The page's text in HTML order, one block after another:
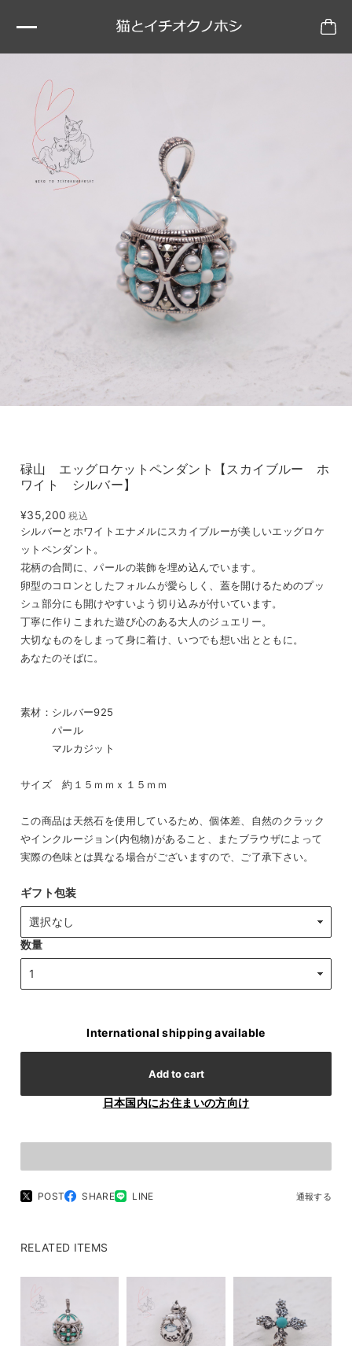
碌山 エッグロケットペンダント【スカイブルー ホ
ワイト シルバー】
¥35,200 税込
シルバーとホワイトエナメルにスカイブルーが美しいエッグロケ
ットペンダント。
花柄の合間に、パールの装飾を埋め込んでいます。
卵型のコロンとしたフォルムが愛らしく、蓋を開けるためのプッ
シュ部分にも開けやすいよう切り込みが付いています。
丁寧に作りこまれた遊び心のある大人のジュエリー。
大切なものをしまって身に着け、いつでも想い出とともに。
あなたのそばに。
素材：シルバー925
パール
マルカジット
サイズ 約１５ｍｍｘ１５ｍｍ
この商品は天然石を使用しているため、個体差、自然のクラック
やインクルージョン(内包物)があること、またブラウザによって
実際の色味とは異なる場合がございますので、ご了承下さい。
ギフト包装
数量
International shipping available
Add to cart
日本国内にお住まいの方向け
POST SHARE LINE 通報する
RELATED ITEMS